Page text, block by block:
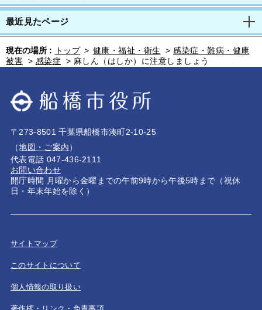
最近見たページ
現在の場所 : トップ > 健康・福祉・衛生 > 感染症・難病・健康
被害 > 感染症 > 麻しん（はしか）に注意しましょう
〒273-8501 千葉県船橋市湊町2-10-25
（地図・ご案内）
代表電話 047-436-2111
お問い合わせ
開庁時間 月曜から金曜までの午前9時から午後5時まで（祝休
日・年末年始を除く）
サイトマップ
このサイトについて
個人情報の取り扱い